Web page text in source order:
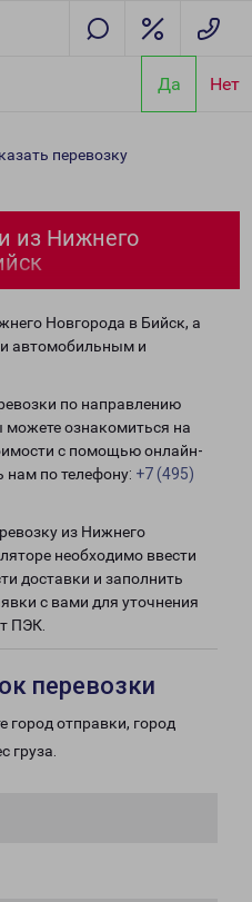
Да Нет
перевозку
из Нижнего
Новгорода в Бийск, а
автомобильным и
по направлению
ознакомиться на
с помощью онлайн-
нам по телефону: +7 (495)
из Нижнего
необходимо ввести
доставки и заполнить
с вами для уточнения
ПЭК.
перевозки
город отправки, город
груза.